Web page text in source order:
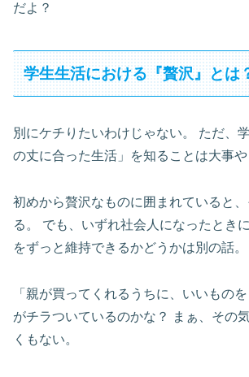
だよ？
学生生活における『贅沢』とは
別にケチりたいわけじゃない。 ただ、
の丈に合った生活」を知ることは大事や
初めから贅沢なものに囲まれていると
る。 でも、いずれ社会人になったとき
をずっと維持できるかどうかは別の話。
「親が買ってくれるうちに、いいもの
がチラついているのかな？ まぁ、その
くもない。